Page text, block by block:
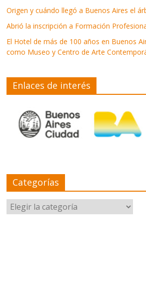
Origen y cuándo llegó a Buenos Aires el
Abrió la inscripción a Formación
El Hotel de más de 100 años en Buenos
como Museo y Centro de Arte
Enlaces de interés
Categorías
Categorías